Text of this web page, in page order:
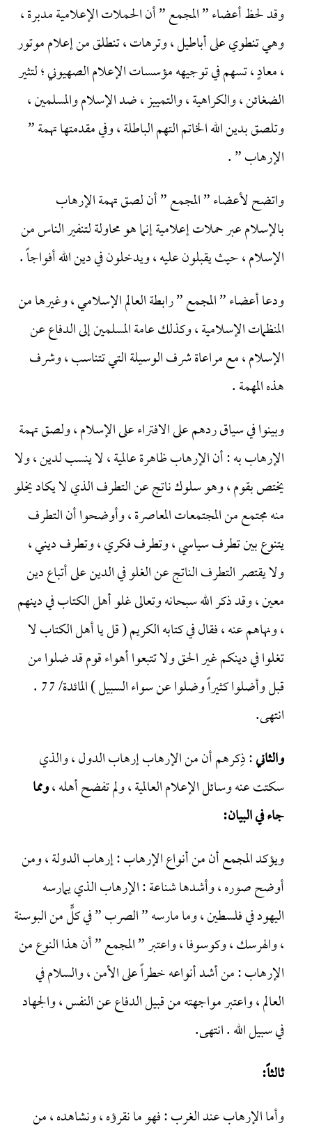
وقد لحظ أعضاء ” المجمع ” أن الحملات الإعلامية مدبرة ،
وهي تنطوي على أباطيل ، وترهات ، تنطلق من إعلام موتور
، معادٍ ، تسهم في توجيهه مؤسسات الإعلام الصهيوني ؛ لتثير
الضغائن ، والكراهية ، والتمييز ، ضد الإسلام والمسلمين ،
وتلصق بدين الله الخاتم التهم الباطلة ، وفي مقدمتها تهمة ”
الإرهاب ” .
واتضح لأعضاء ” المجمع ” أن لصق تهمة الإرهاب
بالإسلام عبر حملات إعلامية إنما هو محاولة لتنفير الناس من
الإسلام ، حيث يقبلون عليه ، ويدخلون في دين الله أفواجاً .
ودعا أعضاء ” المجمع ” رابطة العالم الإسلامي ، وغيرها من
المنظمات الإسلامية ، وكذلك عامة المسلمين إلى الدفاع عن
الإسلام ، مع مراعاة شرف الوسيلة التي تتناسب ، وشرف
هذه المهمة .
وبينوا في سياق ردهم على الافتراء على الإسلام ، ولصق تهمة
الإرهاب به : أن الإرهاب ظاهرة عالمية ، لا ينسب لدين ، ولا
يختص بقوم ، وهو سلوك ناتج عن التطرف الذي لا يكاد يخلو
منه مجتمع من المجتمعات المعاصرة ، وأوضحوا أن التطرف
يتنوع بين تطرف سياسي ، وتطرف فكري ، وتطرف ديني ،
ولا يقتصر التطرف الناتج عن الغلو في الدين على أتباع دين
معين ، وقد ذكر الله سبحانه وتعالى غلو أهل الكتاب في دينهم
، ونهاهم عنه ، فقال في كتابه الكريم ( قل يا أهل الكتاب لا
تغلوا في دينكم غير الحق ولا تتبعوا أهواء قوم قد ضلوا من
قبل وأضلوا كثيراً وضلوا عن سواء السبيل ) المائدة/ 77 .
انتهى.
والثاني: ذِكرهم أن من الإرهاب إرهاب الدول ، والذي
سكتت عنه وسائل الإعلام العالمية ، ولم تفضح أهله ،ومما
جاء في البيان:
ويؤكد المجمع أن من أنواع الإرهاب : إرهاب الدولة ، ومن
أوضح صوره ، وأشدها شناعة : الإرهاب الذي يمارسه
اليهود في فلسطين ، وما مارسه ” الصرب ” في كلٍّ من البوسنة
، والهرسك ، وكوسوفا ، واعتبر ” المجمع ” أن هذا النوع من
الإرهاب : من أشد أنواعه خطراً على الأمن ، والسلام في
العالم ، واعتبر مواجهته من قبيل الدفاع عن النفس ، والجهاد
في سبيل الله . انتهى.
ثالثاً:
وأما الإرهاب عند الغرب : فهو ما نقرؤه ، ونشاهده ، من